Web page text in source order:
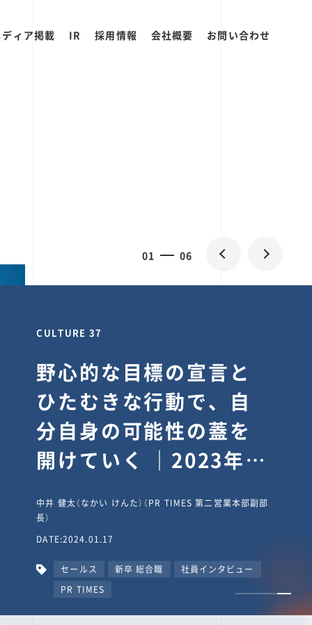
ィア掲載 IR 採用情報 会社概要 お問い合わせ
01 06